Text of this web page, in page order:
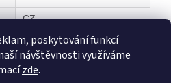
poskytování funkcí
návštěvnosti využíváme
zde.
CZ